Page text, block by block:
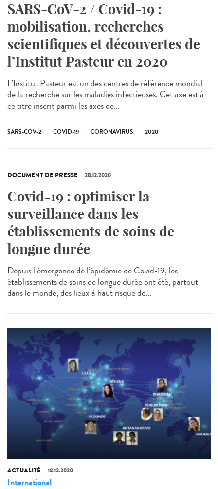
SARS-CoV-2 / Covid-19 :
mobilisation, recherches
scientifiques et découvertes de
l’Institut Pasteur en 2020
L’Institut Pasteur est un des centres de référence mondial
de la recherche sur les maladies infectieuses. Cet axe est à
ce titre inscrit parmi les axes de...
SARS-COV-2 COVID-19 CORONAVIRUS 2020
DOCUMENT DE PRESSE 28.12.2020
Covid-19 : optimiser la
surveillance dans les
établissements de soins de
longue durée
Depuis l’émergence de l’épidémie de Covid-19, les
établissements de soins de longue durée ont été, partout
dans le monde, des lieux à haut risque de...
ACTUALITÉ 18.12.2020
International